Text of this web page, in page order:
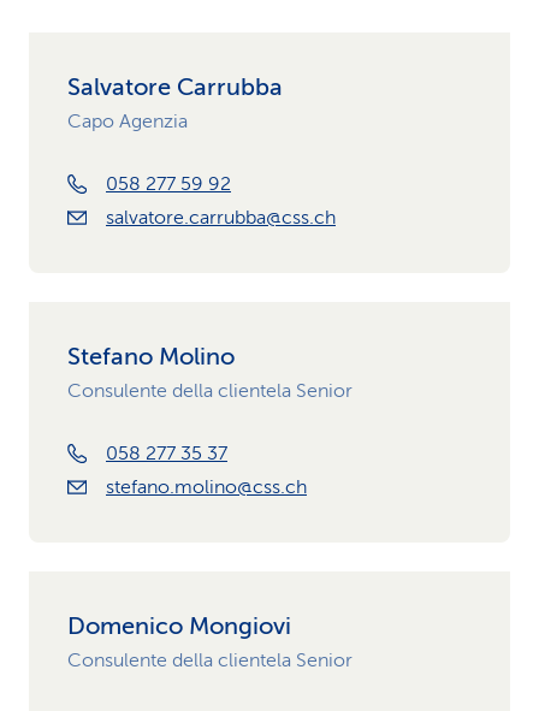
Salvatore Carrubba
Capo Agenzia
058 277 59 92
salvatore.carrubba@css.ch
Stefano Molino
Consulente della clientela Senior
058 277 35 37
stefano.molino@css.ch
Domenico Mongiovi
Consulente della clientela Senior